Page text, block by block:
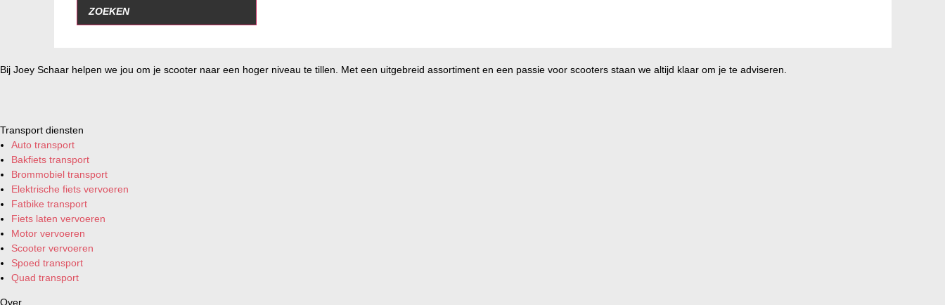
ZOEKEN
Bij Joey Schaar helpen we jou om je scooter naar een hoger niveau te tillen. Met een uitgebreid assortiment en een passie voor scooters staan we altijd klaar om je te adviseren.
Transport diensten
Auto transport
Bakfiets transport
Brommobiel transport
Elektrische fiets vervoeren
Fatbike transport
Fiets laten vervoeren
Motor vervoeren
Scooter vervoeren
Spoed transport
Quad transport
Over